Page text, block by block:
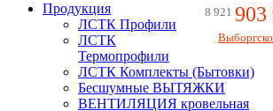
8 921 903
Продукция
ЛСТК Профили
ЛСТК
Термопрофили
ЛСТК Комплекты (Бытовки)
Бесшумные ВЫТЯЖКИ
ВЕНТИЛЯЦИЯ кровельная